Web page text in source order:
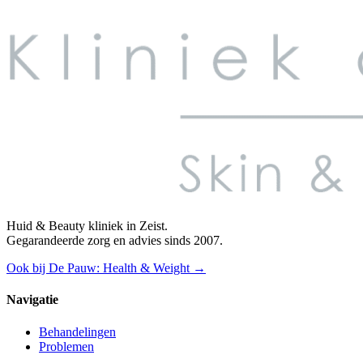
Huid & Beauty kliniek in Zeist.
Gegarandeerde zorg en advies sinds 2007.
Ook bij De Pauw: Health & Weight →
Navigatie
Behandelingen
Problemen